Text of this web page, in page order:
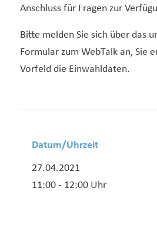
Anschluss für Fragen zur
Bitte melden Sie sich über das
Formular zum WebTalk an, Sie
Vorfeld die Einwahldaten.
Datum/Uhrzeit
27.04.2021
11:00 - 12:00 Uhr